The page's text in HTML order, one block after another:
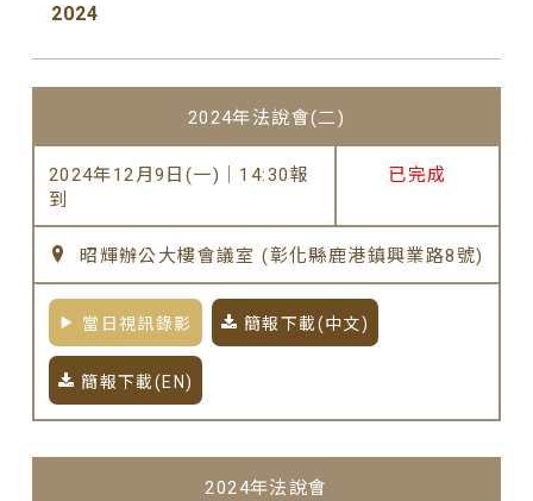
2024
2024年法說會(二)
2024年12月9日(一)｜14:30報
到
已完成
昭輝辦公大樓會議室 (彰化縣鹿港鎮興業路8號)
當日視訊錄影 簡報下載(中文)
簡報下載(EN)
2024年法說會